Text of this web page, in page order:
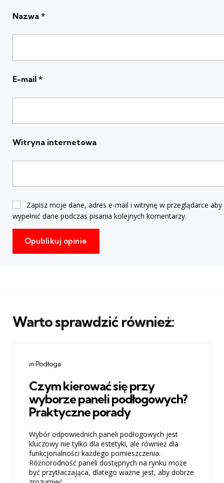
Nazwa *
E-mail *
Witryna internetowa
Zapisz moje dane, adres e-mail i witrynę w przeglądarce aby
wypełnić dane podczas pisania kolejnych komentarzy.
Warto sprawdzić również:
Categories
Posted
inPodłoga
Czym kierować się przy
wyborze paneli podłogowych?
Praktyczne porady
Wybór odpowiednich paneli podłogowych jest
kluczowy nie tylko dla estetyki, ale również dla
funkcjonalności każdego pomieszczenia.
Różnorodność paneli dostępnych na rynku może
być przytłaczająca, dlatego ważne jest, aby dobrze